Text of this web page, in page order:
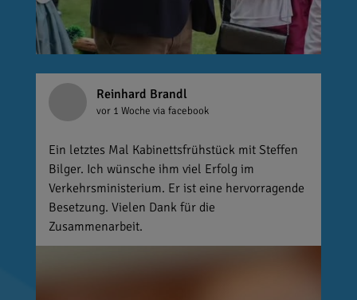
Reinhard Brandl
vor 1 Woche via facebook
Ein letztes Mal Kabinettsfrühstück mit Steffen
Bilger. Ich wünsche ihm viel Erfolg im
Verkehrsministerium. Er ist eine hervorragende
Besetzung. Vielen Dank für die
Zusammenarbeit.